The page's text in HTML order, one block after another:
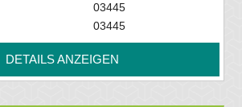
03445
03445
DETAILS ANZEIGEN